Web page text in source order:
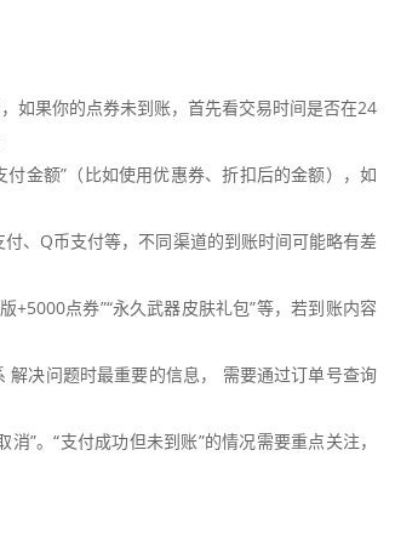
如果你的点券未到账，首先看交易时间是否在24
金额”（比如使用优惠券、折扣后的金额），如
、Q币支付等，不同渠道的到账时间可能略有差
+5000点券”“永久武器皮肤礼包”等，若到账内容
决问题时最重要的信息， 需要通过订单号查询
消”。“支付成功但未到账”的情况需要重点关注，